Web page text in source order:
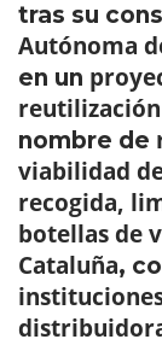
tras su
Autónoma
en un
nombre de
viabilidad
recogida,
botellas de
Cataluña,